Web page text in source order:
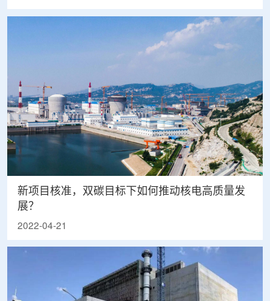
新项目核准，双碳目标下如何推动核电高质量发
展？
2022-04-21